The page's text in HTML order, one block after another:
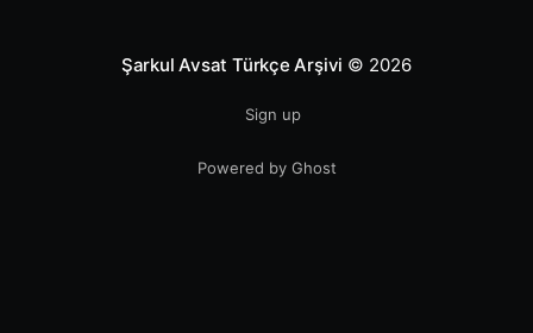
Şarkul Avsat Türkçe Arşivi © 2026
Sign up
Powered by Ghost